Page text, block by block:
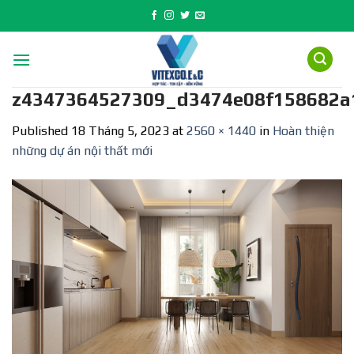
to
Published 18 Tháng 5, 2023 at 2560 × 1440 in Hoàn thiện
những dự án nội thất mới